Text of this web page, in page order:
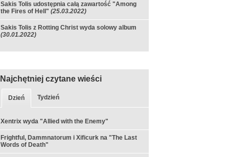
Sakis Tolis udostępnia całą zawartość "Among
the Fires of Hell" (25.03.2022)
Sakis Tolis z Rotting Christ wyda solowy album
(30.01.2022)
Najchętniej czytane wieści
Dzień Tydzień
Xentrix wyda "Allied with the Enemy"
Frightful, Dammnatorum i Xificurk na "The Last
Words of Death"